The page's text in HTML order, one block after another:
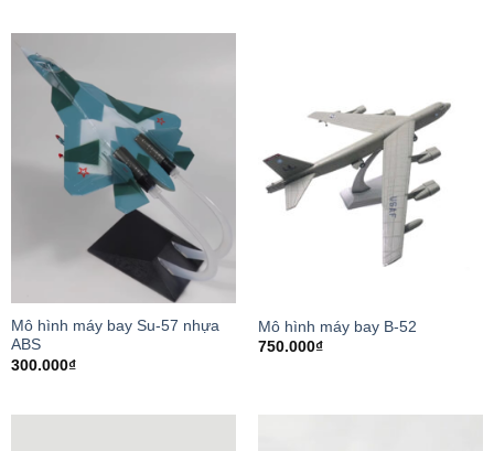
Mô hình máy bay Su-57 nhựa
ABS
300.000₫
Mô hình máy bay B-52
750.000₫